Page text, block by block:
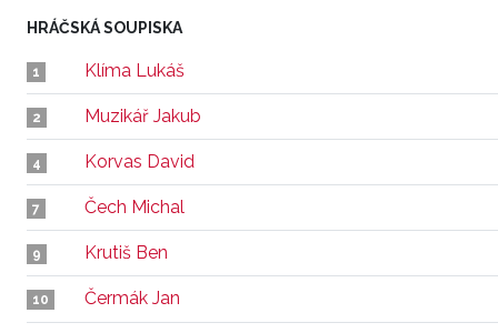
HRÁČSKÁ SOUPISKA
1 Klíma Lukáš
2 Muzikář Jakub
4 Korvas David
7 Čech Michal
9 Krutiš Ben
10 Čermák Jan